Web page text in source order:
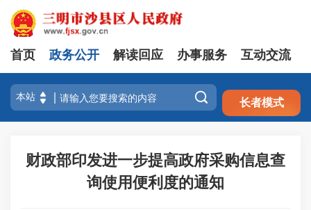
注册 登录
首页 政务公开 解读回应 办事服务 互动交流
 长者模式
财政部印发进一步提高政府采购信息查
询使用便利度的通知